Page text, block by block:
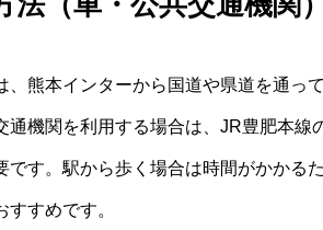
、熊本インターから国道や県道を通っ
通機関を利用する場合は、JR豊肥本線
です。駅から歩く場合は時間がかかる
すめです。